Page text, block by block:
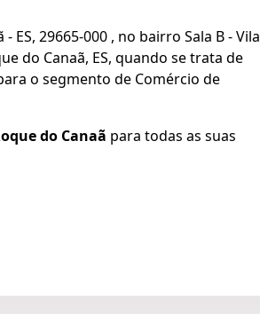
ES, 29665-000 , no bairro Sala B - Vila
do Canaã, ES, quando se trata de
o segmento de Comércio de
do Canaã para todas as suas